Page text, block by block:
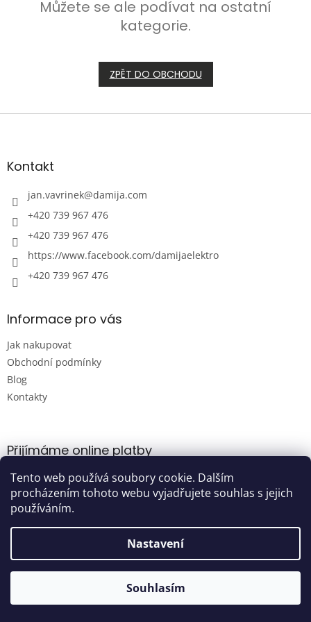
Tento web používá soubory cookie. Dalším
procházením tohoto webu vyjadřujete souhlas s jejich
používáním.
Nastavení
Souhlasím
Můžete se ale podívat na ostatní
kategorie.
ZPĚT DO OBCHODU
Z
aKontakt
jan.vavrinek@damija.com
+420 739 967 476
+420 739 967 476
https://www.facebook.com/damijaelektro
+420 739 967 476
Informace pro vás
Jak nakupovat
Obchodní podmínky
Blog
Kontakty
Přijímáme online platby
Vytvořil Shoptet
Damijashop.cz. Všechna práva vyhrazena.